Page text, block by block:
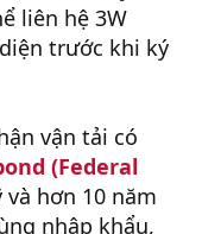
liên hệ 3W
trước khi ký
vận tải có
(Federal
và hơn 10 năm
nhập khẩu,